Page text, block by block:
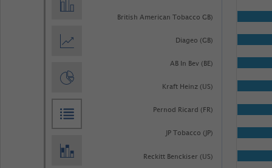
categories.
British American Tobacco GB)
AB In Bev (BE)
Pernod Ricard (FR)
Reckitt Benckiser (US)
Diageo (GB)
Kraft Heinz (US)
JP Tobacco (JP)